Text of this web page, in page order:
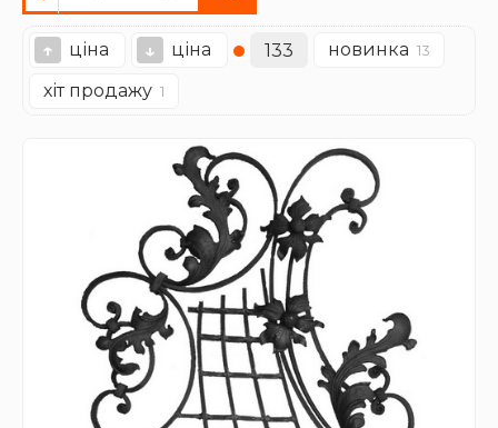
↑ ціна ↓ ціна 133 новинка 13
хіт продажу 1